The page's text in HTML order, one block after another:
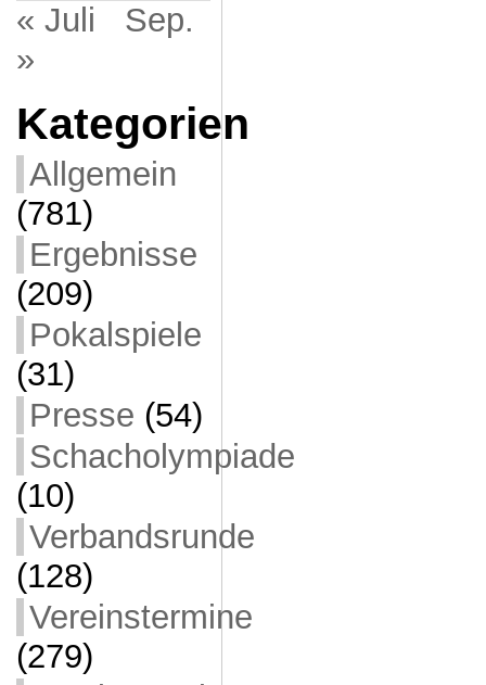
« Juli
Sep.
»
Kategorien
Allgemein
(781)
Ergebnisse
(209)
Pokalspiele
(31)
Presse (54)
Schacholympiade
(10)
Verbandsrunde
(128)
Vereinstermine
(279)